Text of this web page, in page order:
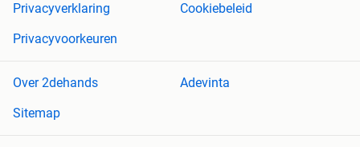
Privacyverklaring
Cookiebeleid
Privacyvoorkeuren
Over 2dehands
Adevinta
Sitemap